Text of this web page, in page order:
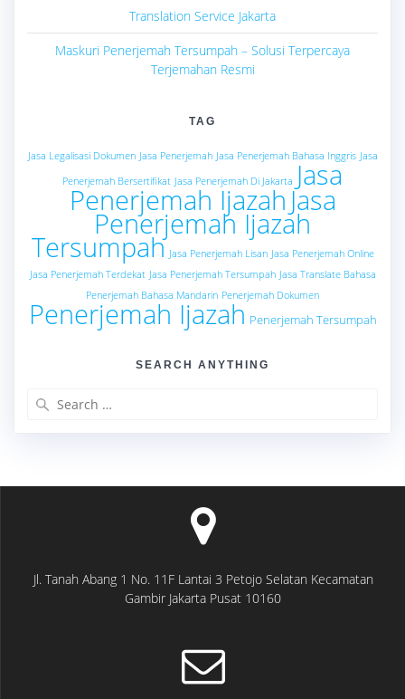
Translation Service Jakarta
Maskuri Penerjemah Tersumpah – Solusi Terpercaya
Terjemahan Resmi
TAG
Jasa Legalisasi Dokumen Jasa Penerjemah Jasa Penerjemah Bahasa Inggris Jasa
Penerjemah Bersertifikat Jasa Penerjemah Di Jakarta Jasa
Penerjemah Ijazah Jasa
Penerjemah Ijazah
Tersumpah Jasa Penerjemah Lisan Jasa Penerjemah Online
Jasa Penerjemah Terdekat Jasa Penerjemah Tersumpah Jasa Translate Bahasa
Penerjemah Bahasa Mandarin Penerjemah Dokumen
Penerjemah Ijazah Penerjemah Tersumpah
SEARCH ANYTHING
Jl. Tanah Abang 1 No. 11F Lantai 3 Petojo Selatan Kecamatan
Gambir Jakarta Pusat 10160